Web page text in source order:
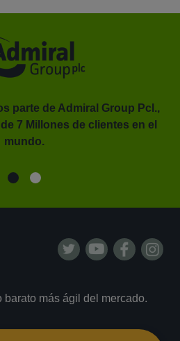
parte de Admiral Group Pcl.,
7 Millones de clientes en el
mundo.
barato más ágil del mercado.